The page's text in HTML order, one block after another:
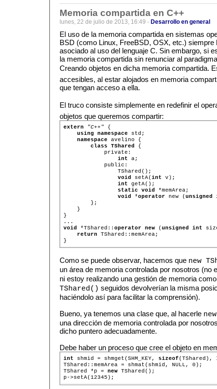
Memoria compartida en C++
lunes, 22 de julio de 2013, 16:49 - Desarrollo en general
El uso de la memoria compartida en sistemas
BSD (como Linux, FreeBSD, OSX, etc.) siempre
asociado al uso del lenguaje C. Sin embargo, si
la memoria compartida sin renunciar al
Creando objetos en dicha memoria compartida.
accesibles, al estar alojados en memoria
que tengan acceso a ella.
El truco consiste simplemente en redefinir el
objetos que queremos compartir:
extern "C++" {
using
namespace std;
namespace avelino {
class
TShared
{
            private:
int a;
            public:
                TShared();
void
setA(int v);
int getA();
static
void
*memArea;
void
*operator new (unsigned
        };
    }
}
void
*TShared::operator new (unsigned int
return TShared::memArea;
Como se puede observar, hacemos que new
un área de memoria controlada por nosotros (no
ni estoy realizando una gestión de memoria
TShared() seguidos devolverían la misma
haciéndolo así para facilitar la comprensión).
Bueno, ya tenemos una clase que, al hacerle new
una dirección de memoria controlada por
dicho puntero adecuadamente.
Debe haber un proceso que cree el objeto en
int shmid = shmget(SHM_KEY, sizeof(TShared),
TShared::memArea = shmat(shmid, NULL, 0);
TShared *p = new TShared();